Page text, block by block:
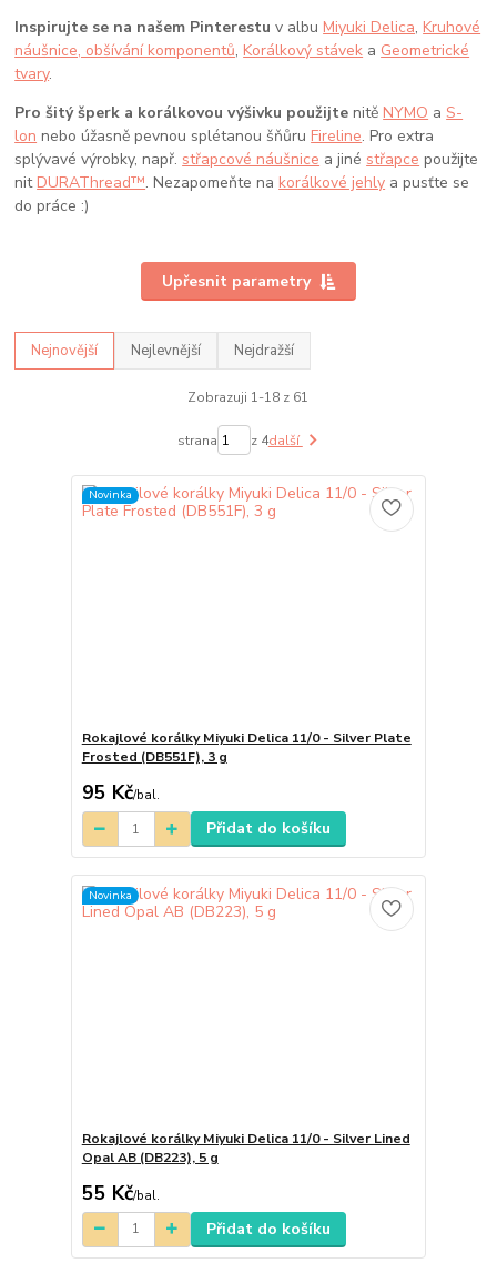
Inspirujte se na našem Pinterestu v albu Miyuki Delica, Kruhové
náušnice, obšívání komponentů, Korálkový stávek a Geometrické
tvary.
Pro šitý šperk a korálkovou výšivku použijtenitě NYMO aS-
lon nebo úžasně pevnou splétanou šňůru Fireline. Pro extra
splývavé výrobky, např. střapcové náušnice a jiné střapce použijte
nit DURAThread™. Nezapomeňte na korálkové jehly a pusťte se
do práce :)
Upřesnit parametry
Nejnovější Nejlevnější Nejdražší
Zobrazuji 1-18 z 61
strana z 4další
Novinka
Rokajlové korálky Miyuki Delica 11/0 - Silver Plate
Frosted (DB551F), 3 g
95 Kč/bal.
Přidat do košíku
Novinka
Rokajlové korálky Miyuki Delica 11/0 - Silver Lined
Opal AB (DB223), 5 g
55 Kč/bal.
Přidat do košíku